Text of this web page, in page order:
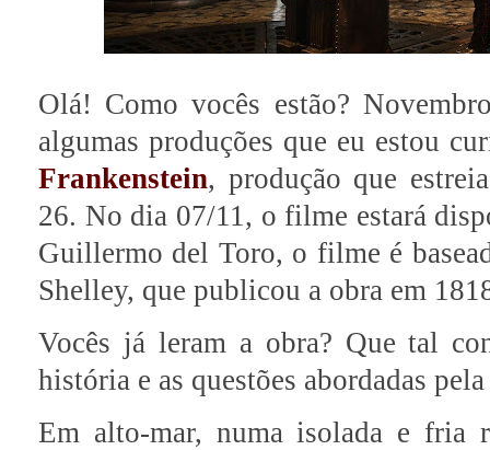
Olá! Como vocês estão?
algumas produções que eu estou
Frankenstein, produção que
26. No dia 07/11, o filme estará
Guillermo del Toro, o filme é
Shelley, que publicou a obra em
Vocês já leram a obra? Que tal
história e as questões abordadas
Em alto-mar, numa isolada e fria